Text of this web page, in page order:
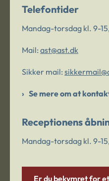
Telefontider
Mandag-torsdag kl. 9-
Mail: ast@ast.dk
Sikker mail:
Se mere om at
Receptionens
Mandag-torsdag kl. 9-
Er du bekymret for